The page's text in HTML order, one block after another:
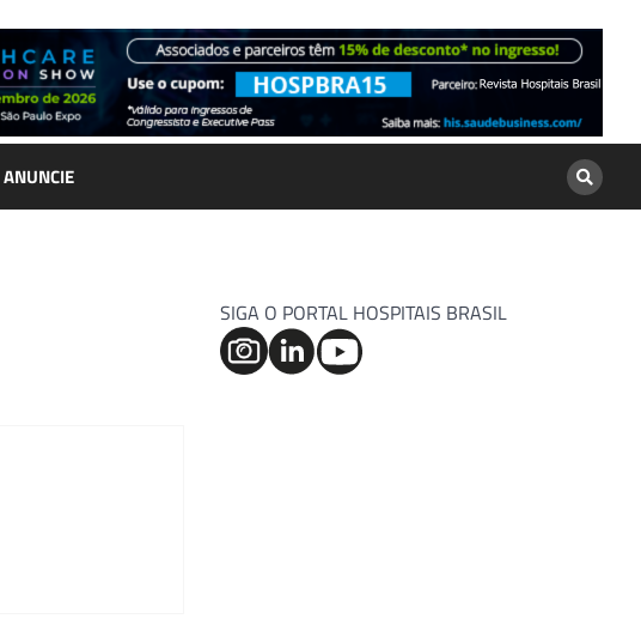
ANUNCIE
SIGA O PORTAL HOSPITAIS BRASIL